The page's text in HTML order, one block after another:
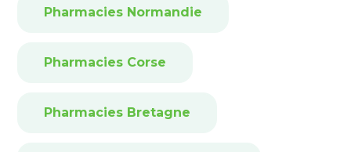
Pharmacies Normandie
Pharmacies Corse
Pharmacies Bretagne